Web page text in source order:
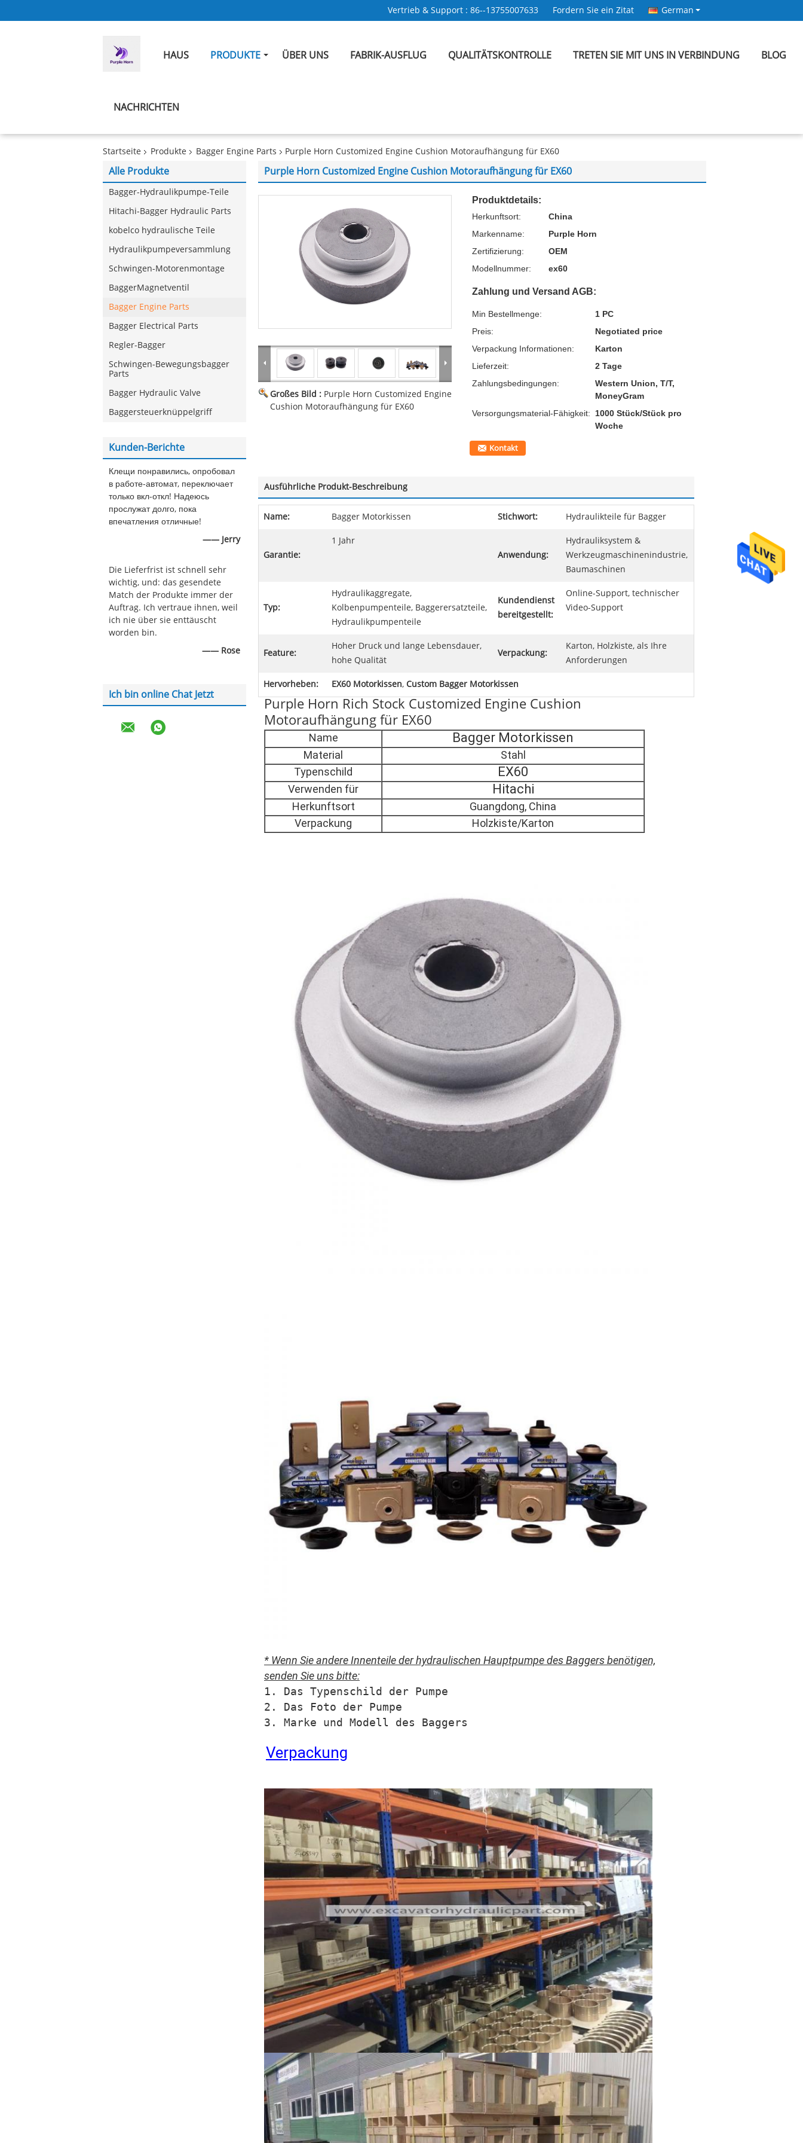
Vertrieb & Support : 86--13755007633 Fordern Sie ein Zitat German
HAUS PRODUKTE ÜBER UNS FABRIK-AUSFLUG QUALITÄTSKONTROLLE TRETEN SIE MIT UNS IN VERBINDUNG BLOG
NACHRICHTEN
Startseite Produkte Bagger Engine Parts Purple Horn Customized Engine Cushion Motoraufhängung für EX60
Alle Produkte
Bagger-Hydraulikpumpe-Teile
Hitachi-Bagger Hydraulic Parts
kobelco hydraulische Teile
Hydraulikpumpeversammlung
Schwingen-Motorenmontage
BaggerMagnetventil
Bagger Engine Parts
Bagger Electrical Parts
Regler-Bagger
Schwingen-Bewegungsbagger
Parts
Bagger Hydraulic Valve
Baggersteuerknüppelgriff
Kunden-Berichte
Клещи понравились, опробовал
в работе-автомат, переключает
только вкл-откл! Надеюсь
прослужат долго, пока
впечатления отличные!
—— Jerry
Die Lieferfrist ist schnell sehr
wichtig, und: das gesendete
Match der Produkte immer der
Auftrag. Ich vertraue ihnen, weil
ich nie über sie enttäuscht
worden bin.
—— Rose
Ich bin online Chat Jetzt
Purple Horn Customized Engine Cushion Motoraufhängung für EX60
Großes Bild : Purple Horn Customized Engine
Cushion Motoraufhängung für EX60
Produktdetails:
Herkunftsort:
China
Markenname:
Purple Horn
Zertifizierung:
OEM
Modellnummer:
ex60
Zahlung und Versand AGB:
Min Bestellmenge:
1 PC
Preis:
Negotiated price
Verpackung Informationen:
Karton
Lieferzeit:
2 Tage
Zahlungsbedingungen:
Western Union, T/T,
MoneyGram
Versorgungsmaterial-Fähigkeit:
1000 Stück/Stück pro
Woche
Kontakt
Ausführliche Produkt-Beschreibung
Name: Bagger Motorkissen Stichwort: Hydraulikteile für Bagger
Garantie:
1 Jahr
Anwendung:
Hydrauliksystem &
Werkzeugmaschinenindustrie,
Baumaschinen
Typ:
Hydraulikaggregate,
Kolbenpumpenteile, Baggerersatzteile,
Hydraulikpumpenteile
Kundendienst
bereitgestellt:
Online-Support, technischer
Video-Support
Feature:
Hoher Druck und lange Lebensdauer,
hohe Qualität
Verpackung:
Karton, Holzkiste, als Ihre
Anforderungen
Hervorheben: EX60 Motorkissen, Custom Bagger Motorkissen
Purple Horn Rich Stock Customized Engine Cushion
Motoraufhängung für EX60
Name Bagger Motorkissen
Material
Stahl
Typenschild
EX60
Verwenden für Hitachi
Herkunftsort
Guangdong, China
Verpackung
Holzkiste/Karton
* Wenn Sie andere Innenteile der hydraulischen Hauptpumpe des Baggers benötigen,
senden Sie uns bitte:
1. Das Typenschild der Pumpe
2. Das Foto der Pumpe
3. Marke und Modell des Baggers
Verpackung